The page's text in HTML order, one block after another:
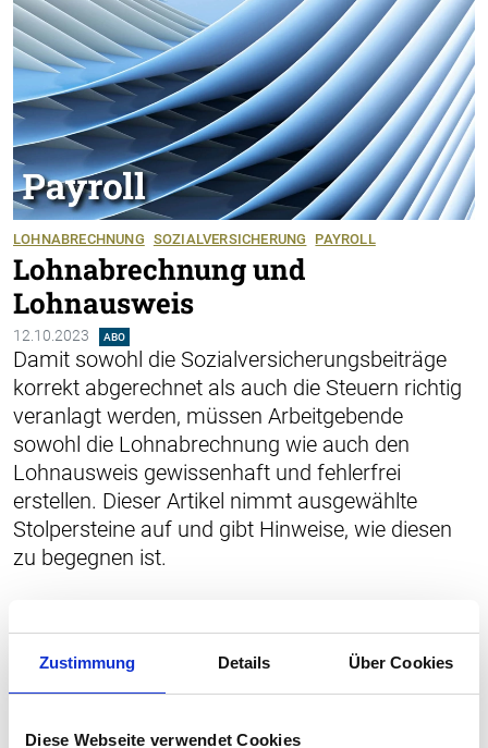
Zustimmung Details Über Cookies
Diese Webseite verwendet Cookies
LOHNABRECHNUNG SOZIALVERSICHERUNG PAYROLL
Lohnabrechnung und
Lohnausweis
12.10.2023 ABO
Damit sowohl die Sozialversicherungsbeiträge
korrekt abgerechnet als auch die Steuern richtig
veranlagt werden, müssen Arbeitgebende
sowohl die Lohn­abrechnung wie auch den
Lohnausweis gewissenhaft und fehlerfrei
erstellen. Dieser Artikel nimmt ausgewählte
Stolpersteine auf und gibt Hinweise, wie diesen
zu begegnen ist.